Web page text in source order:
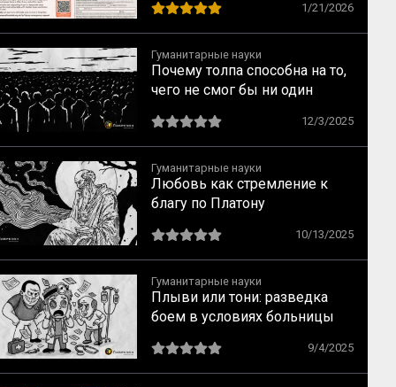
тех, кому помогает
1/21/2026
Гуманитарные науки
Почему толпа способна на то,
чего не смог бы ни один
механизмы по Лебону
12/3/2025
Гуманитарные науки
Любовь как стремление к
благу по Платону
10/13/2025
Гуманитарные науки
Плыви или тони: разведка
боем в условиях больницы
9/4/2025